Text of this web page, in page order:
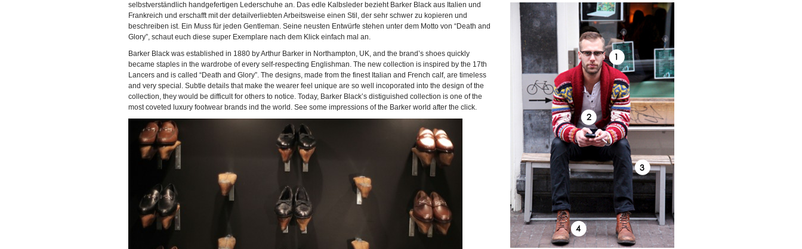
selbstverständlich handgefertigen Lederschuhe an. Das edle Kalbsleder bezieht Barker Black aus Italien und
Frankreich und erschafft mit der detailverliebten Arbeitsweise einen Stil, der sehr schwer zu kopieren und
beschreiben ist. Ein Muss für jeden Gentleman. Seine neusten Entwürfe stehen unter dem Motto von “Death and
Glory”, schaut euch diese super Exemplare nach dem Klick einfach mal an.
Barker Black was established in 1880 by Arthur Barker in Northampton, UK, and the brand’s shoes quickly
became staples in the wardrobe of every self-respecting Englishman. The new collection is inspired by the 17th
Lancers and is called “Death and Glory”. The designs, made from the finest Italian and French calf, are timeless
and very special. Subtle details that make the wearer feel unique are so well incoporated into the design of the
collection, they would be difficult for others to notice. Today, Barker Black’s distiguished collection is one of the
most coveted luxury footwear brands ind the world. See some impressions of the Barker world after the click.